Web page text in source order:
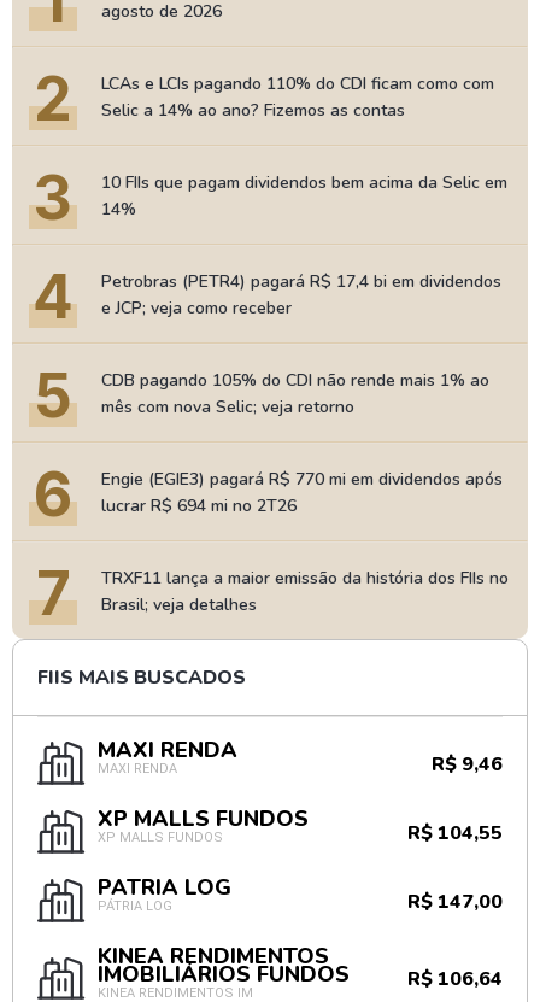
agosto de 2026
2
LCAs e LCIs pagando 110% do CDI ficam como com
Selic a 14% ao ano? Fizemos as contas
3
10 FIIs que pagam dividendos bem acima da Selic em
14%
4
Petrobras (PETR4) pagará R$ 17,4 bi em dividendos
e JCP; veja como receber
5
CDB pagando 105% do CDI não rende mais 1% ao
mês com nova Selic; veja retorno
6
Engie (EGIE3) pagará R$ 770 mi em dividendos após
lucrar R$ 694 mi no 2T26
7
TRXF11 lança a maior emissão da história dos FIIs no
Brasil; veja detalhes
FIIS MAIS BUSCADOS
MAXI RENDA
MAXI RENDA R$ 9,46
XP MALLS FUNDOS
XP MALLS FUNDOS R$ 104,55
PÁTRIA LOG
PÁTRIA LOG R$ 147,00
KINEA RENDIMENTOS
IMOBILIÁRIOS FUNDOS
KINEA RENDIMENTOS IM
R$ 106,64